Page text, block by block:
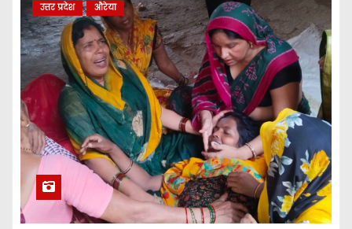
उत्तर प्रदेश औरेया